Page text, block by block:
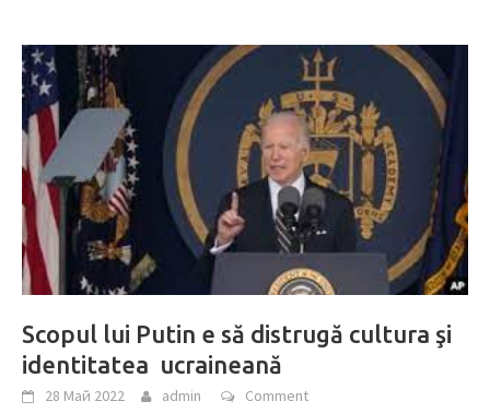
Scopul lui Putin e să distrugă cultura şi
identitatea ucraineană
28 Май 2022 admin Comment